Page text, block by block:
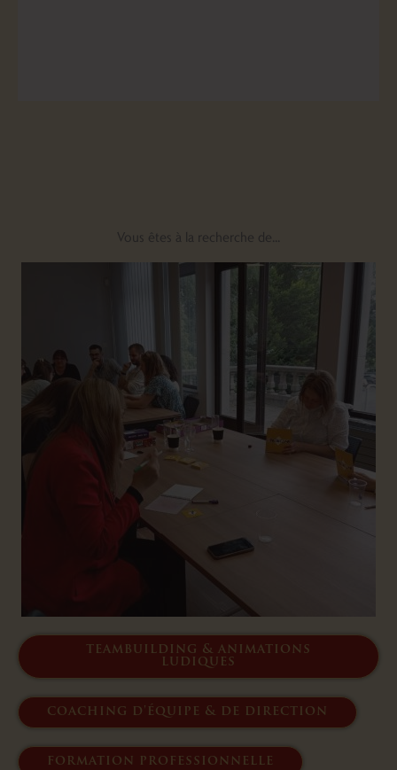
Vous êtes à la recherche de...
teambuilding & animations
ludiques
coaching d'équipe & de direction
formation professionnelle